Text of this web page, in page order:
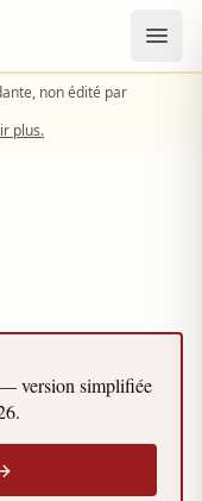
non édité par
plus.
version simplifiée
.